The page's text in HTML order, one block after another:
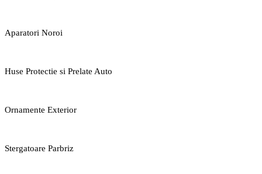
Aparatori Noroi
Huse Protectie si Prelate Auto
Ornamente Exterior
Stergatoare Parbriz